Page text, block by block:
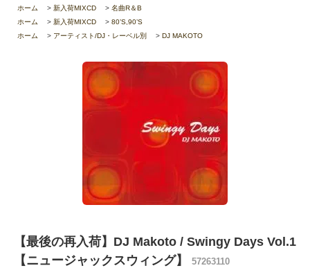
ホーム
> 新入荷MIXCD > 名曲R＆B
ホーム
> 新入荷MIXCD > 80’S,90’S
ホーム
> アーティスト/DJ・レーベル別 > DJ MAKOTO
【最後の再入荷】DJ Makoto / Swingy Days Vol.1
【ニュージャックスウィング】
57263110